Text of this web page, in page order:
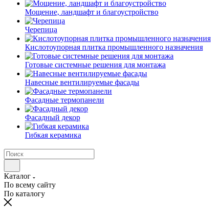
Мощение, ландшафт и благоустройство
Черепица
Кислотоупорная плитка промышленного назначения
Готовые системные решения для монтажа
Навесные вентилируемые фасады
Фасадные термопанели
Фасадный декор
Гибкая керамика
Каталог
По всему сайту
По каталогу